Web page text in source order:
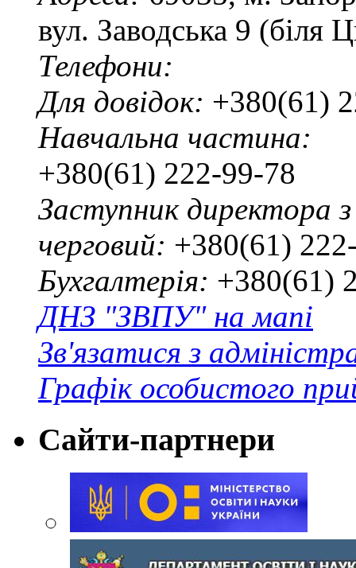
вул. Заводська 9 (біля
Телефони:
Для довідок: +380(61)
Навчальна частина:
+380(61) 222-99-78
Заступник директора
черговий: +380(61)
Бухгалтерія: +380(61)
ДНЗ "ЗВПУ" на мапі
Зв'язатися з
Графік особистого
Сайти-партнери